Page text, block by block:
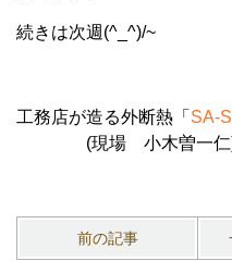
続きは次週(^_^)/~
工務店が造る外断熱「 SA-
(現場 小木曽一仁
前の記事